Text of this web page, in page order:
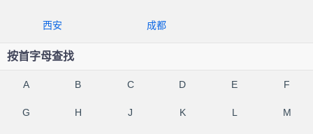
西安 成都
按首字母查找
A B C D E F
G H J K L M